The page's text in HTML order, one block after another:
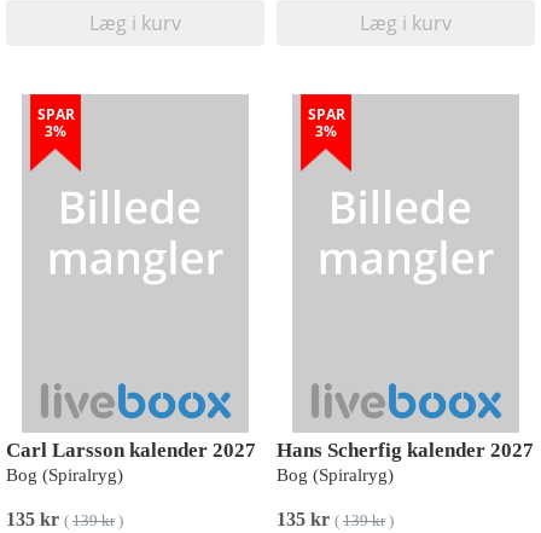
Læg i kurv Læg i kurv
SPAR
3%
Carl Larsson kalender 2027
Bog (Spiralryg)
135 kr ( 139 kr)
SPAR
3%
Hans Scherfig kalender 2027
Bog (Spiralryg)
135 kr ( 139 kr)